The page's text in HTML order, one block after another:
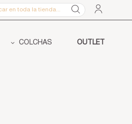
COLCHAS OUTLET